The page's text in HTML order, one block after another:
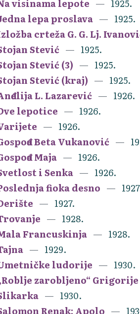
visinama lepote
1925.
lepa proslava
1925.
crteža G. G. Lj.
Stević
1925.
Stević (3)
1925.
Stević (kraj)
1925.
L. Lazarević
1926.
lepotice
1926.
1926.
Beta Vukanović
Maja
1926.
i Senka
1926.
fioka desno
1927.
1928.
Francuskinja
1928.
1929.
ludorije
1930.
zarobljeno“
1930.
Renak: Apolo